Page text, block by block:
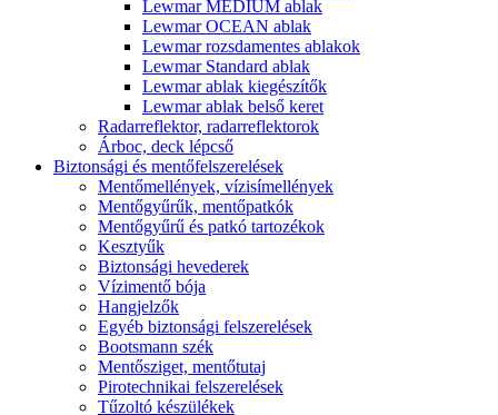
Lewmar MEDIUM ablak
Lewmar OCEAN ablak
Lewmar rozsdamentes ablakok
Lewmar Standard ablak
Lewmar ablak kiegészítők
Lewmar ablak belső keret
Radarreflektor, radarreflektorok
Árboc, deck lépcső
Biztonsági és mentőfelszerelések
Mentőmellények, vízisímellények
Mentőgyűrűk, mentőpatkók
Mentőgyűrű és patkó tartozékok
Kesztyűk
Biztonsági hevederek
Vízimentő bója
Hangjelzők
Egyéb biztonsági felszerelések
Bootsmann szék
Mentősziget, mentőtutaj
Pirotechnikai felszerelések
Tűzoltó készülékek